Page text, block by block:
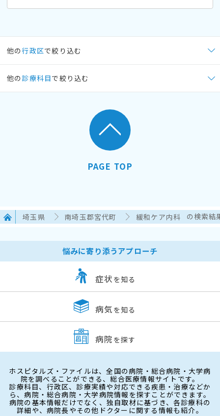
他の行政区で絞り込む
他の 診療科目で絞り込む
PAGE TOP
埼玉県 南埼玉郡宮代町 緩和ケア内科 の検索結
悩みに寄り添うアプローチ
症状 を知る
病気 を知る
病院 を探す
ホスピタルズ・ファイルは、全国の病院・総合病院・大学病
院を調べることができる、総合医療情報サイトです。
診療科目、行政区、診療実績や対応できる疾患・治療などか
ら、病院・総合病院・大学病院情報を探すことができます。
病院の基本情報だけでなく、独自取材に基づき、各診療科の
詳細や、病院長やその他ドクターに関する情報も紹介。